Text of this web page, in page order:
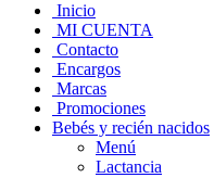
Inicio
MI CUENTA
Contacto
Encargos
Marcas
Promociones
Bebés y recién nacidos
Menú
Lactancia